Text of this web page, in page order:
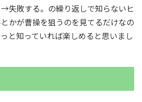
失敗する。の繰り返しで知らないヒ
かが曹操を狙うのを見てるだけなの
と知っていれば楽しめると思いまし